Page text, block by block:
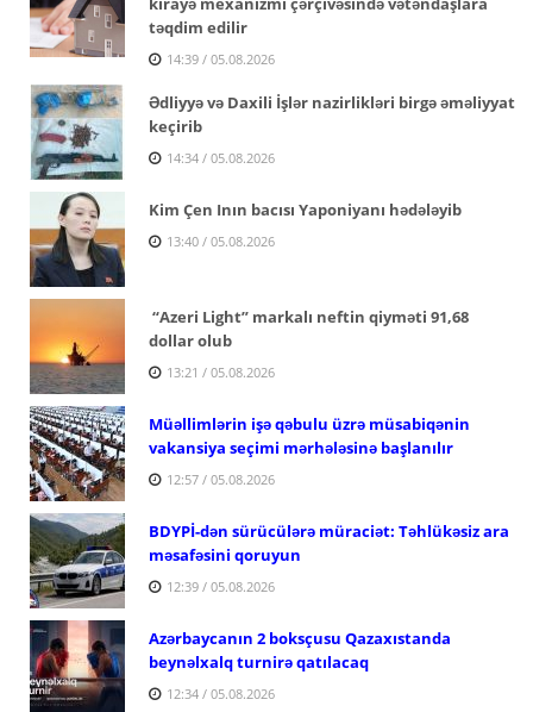
təqdim edilir
14:39 / 05.08.2026
Ədliyyə və Daxili İşlər nazirlikləri birgə əməliyyat
keçirib
14:34 / 05.08.2026
Kim Çen Inın bacısı Yaponiyanı hədələyib
13:40 / 05.08.2026
“Azeri Light” markalı neftin qiyməti 91,68
dollar olub
13:21 / 05.08.2026
Müəllimlərin işə qəbulu üzrə müsabiqənin
vakansiya seçimi mərhələsinə başlanılır
12:57 / 05.08.2026
BDYPİ-dən sürücülərə müraciət: Təhlükəsiz ara
məsafəsini qoruyun
12:39 / 05.08.2026
Azərbaycanın 2 boksçusu Qazaxıstanda
beynəlxalq turnirə qatılacaq
12:34 / 05.08.2026